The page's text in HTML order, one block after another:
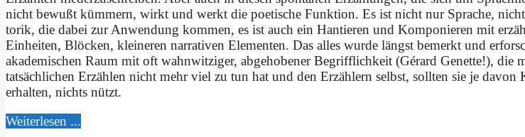
nicht be­wußt küm­mern, wirkt und werkt die poe­ti­sche Funk­ti­on. Es ist nicht nur Spra­che,
to­rik, die da­bei zur An­wen­dung kom­men, es ist auch ein Han­tie­ren und Kom­po­nie­ren mit
Ein­hei­ten, Blöcken, klei­ne­ren nar­ra­ti­ven Ele­men­ten. Das al­les wur­de längst be­merkt und
aka­de­mi­schen Raum mit oft wahn­wit­zi­ger, ab­ge­ho­be­ner Be­griff­lich­keit (Gé­rard Ge­net­te!), die
tat­säch­li­chen Er­zäh­len nicht mehr viel zu tun hat und den Er­zäh­lern selbst, soll­ten sie je da­von
er­hal­ten, nichts nützt.
Wei­ter­le­sen ...